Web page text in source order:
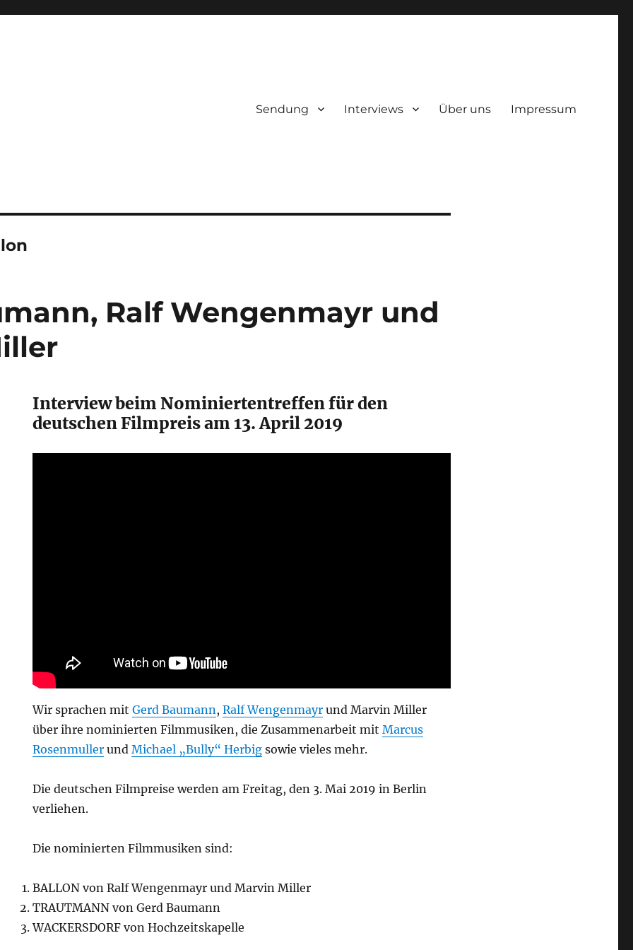
Sendung Interviews Über uns Impressum
Ralf Wengenmayr und
Interview beim Nominiertentreffen für den
deutschen Filmpreis am 13. April 2019
Wir sprachen mitGerd Baumann ,Ralf Wengenmayr und Marvin Miller
über ihre nominierten Filmmusiken, die Zusammenarbeit mitMarcus
Rosenmuller undMichael „Bully“ Herbig sowie vieles mehr.
Die deutschen Filmpreise werden am Freitag, den 3. Mai 2019 in Berlin
verliehen.
Die nominierten Filmmusiken sind:
BALLON von Ralf Wengenmayr und Marvin Miller
TRAUTMANN von Gerd Baumann
WACKERSDORF von Hochzeitskapelle